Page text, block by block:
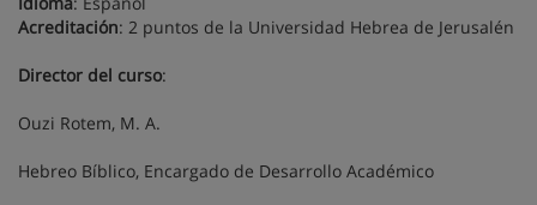
Acreditación: 2 puntos de la Universidad Hebrea de Jerusalén
Director del curso:
Ouzi Rotem, M. A.
Hebreo Bíblico, Encargado de Desarrollo Académico